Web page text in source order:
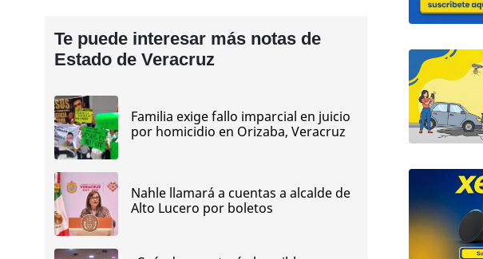
Te puede interesar más notas de
Estado de Veracruz
Familia exige fallo imparcial en juicio
por homicidio en Orizaba, Veracruz
Nahle llamará a cuentas a alcalde de
Alto Lucero por boletos